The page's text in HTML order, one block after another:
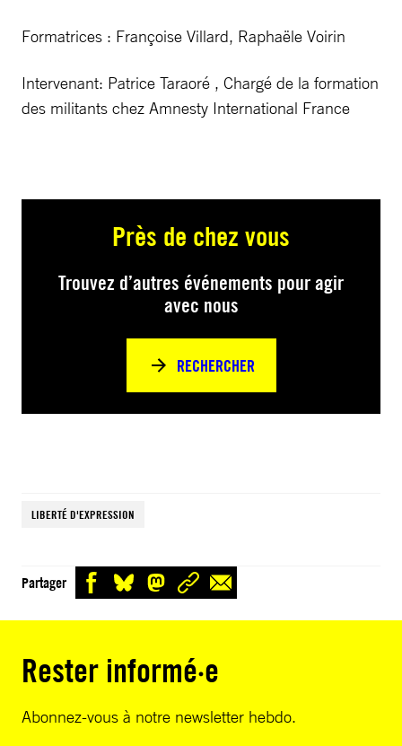
Formatrices : Françoise Villard, Raphaële Voirin
Intervenant: Patrice Taraoré , Chargé de la formation
des militants chez Amnesty International France
Près de chez vous
Trouvez d’autres événements pour agir
avec nous
RECHERCHER
LIBERTÉ D'EXPRESSION
Partager
Rester informé·e
Abonnez-vous à notre newsletter hebdo.